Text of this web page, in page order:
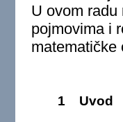
U ovom radu
pojmovima i
matematičke
1 Uvod